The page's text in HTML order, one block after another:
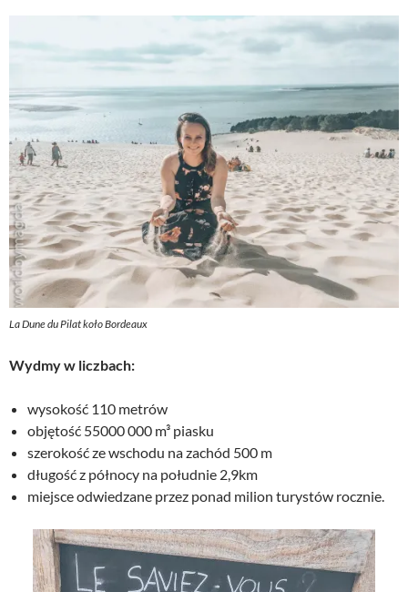
La Dune du Pilat koło Bordeaux
Wydmy w liczbach:
wysokość 110 metrów
objętość 55000 000 m³ piasku
szerokość ze wschodu na zachód 500 m
długość z północy na południe 2,9km
miejsce odwiedzane przez ponad milion turystów rocznie.